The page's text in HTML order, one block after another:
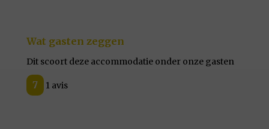
Wat gasten zeggen
Dit scoort deze accommodatie onder onze gasten
7 1 avis